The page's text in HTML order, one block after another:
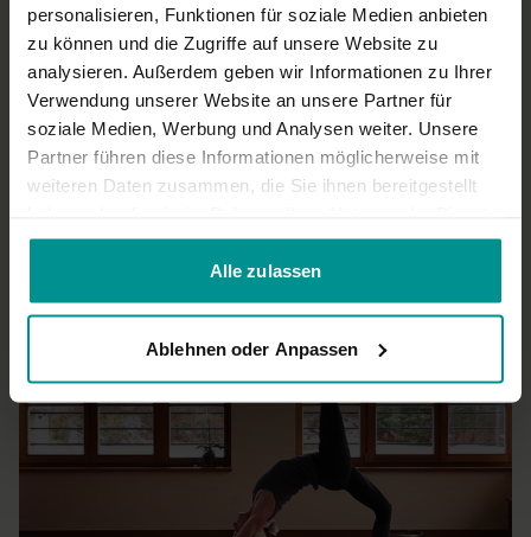
personalisieren, Funktionen für soziale Medien anbieten
zu können und die Zugriffe auf unsere Website zu
analysieren. Außerdem geben wir Informationen zu Ihrer
Verwendung unserer Website an unsere Partner für
soziale Medien, Werbung und Analysen weiter. Unsere
Partner führen diese Informationen möglicherweise mit
weiteren Daten zusammen, die Sie ihnen bereitgestellt
gesammelt haben.
Alle zulassen
Ablehnen oder Anpassen
Isabelle Juli 31, 2025
Wundervoll geführt, wunderschöne Musik
0
Mehr laden